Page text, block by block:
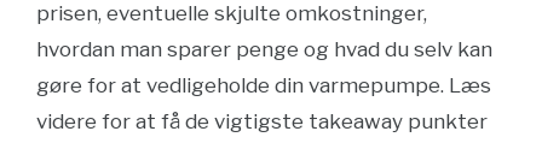
prisen, eventuelle skjulte omkostninger,
hvordan man sparer penge og hvad du selv kan
gøre for at vedligeholde din varmepumpe. Læs
videre for at få de vigtigste takeaway punkter